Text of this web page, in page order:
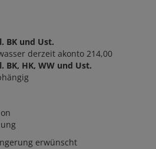
BK und Ust.
derzeit akonto 214,00
BK, HK, WW und Ust.
erwünscht